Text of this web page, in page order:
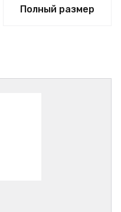
Полный размер